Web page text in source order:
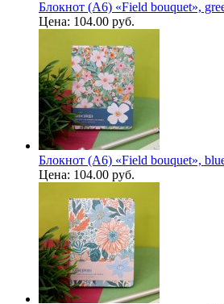
Блокнот (А6) «Field bouquet»,
Цена: 104.00 руб.
Блокнот (А6) «Field bouquet»,
Цена: 104.00 руб.